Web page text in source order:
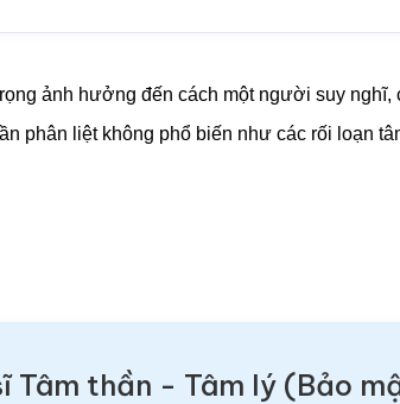
ảnh hưởng đến cách một người suy
phân liệt không phổ biến như các rối loạn
Tâm thần - Tâm lý (Bảo